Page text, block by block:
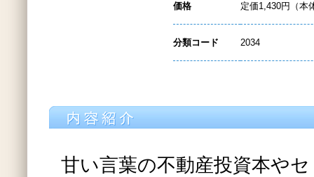
価格 定価1,430円（本
分類コード 2034
甘い言葉の不動産投資本や